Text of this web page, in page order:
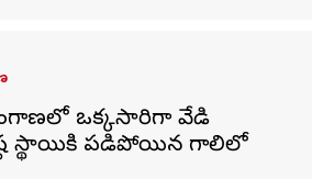
ఒక్కసారిగా వేడి
స్థాయికి పడిపోయిన గాలిలో